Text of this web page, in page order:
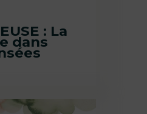
: La
dans